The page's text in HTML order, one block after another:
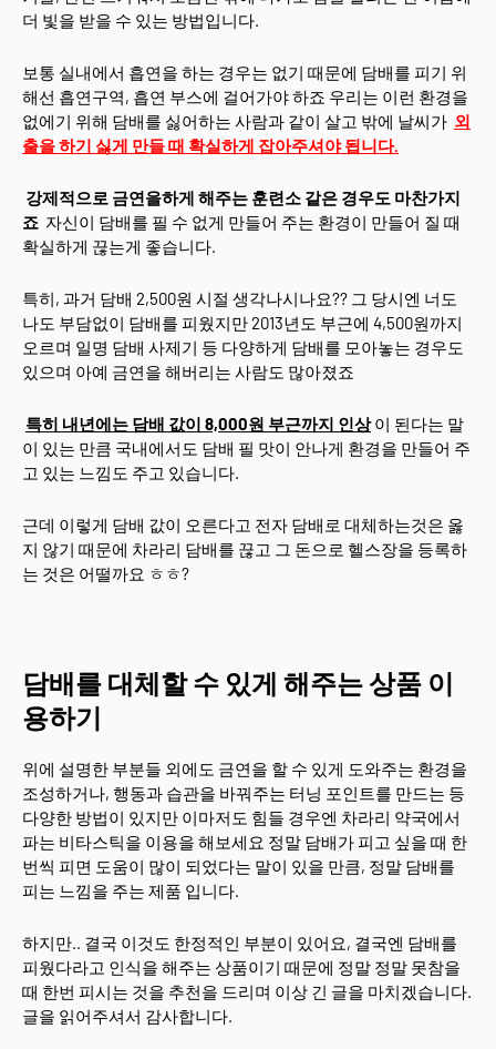
더 빛을 받을 수 있는 방법입니다.
보통 실내에서 흡연을 하는 경우는 없기 때문에 담배를 피기 위
해선 흡연구역, 흡연 부스에 걸어가야 하죠 우리는 이런 환경을
없에기 위해 담배를 싫어하는 사람과 같이 살고 밖에 날씨가 외
출을 하기 싫게 만들 때 확실하게 잡아주셔야 됩니다.
강제적으로 금연을하게 해주는 훈련소 같은 경우도 마찬가지
죠 자신이 담배를 필 수 없게 만들어 주는 환경이 만들어 질 때
확실하게 끊는게 좋습니다.
특히, 과거 담배 2,500원 시절 생각나시나요?? 그 당시엔 너도
나도 부담없이 담배를 피웠지만 2013년도 부근에 4,500원까지
오르며 일명 담배 사제기 등 다양하게 담배를 모아놓는 경우도
있으며 아예 금연을 해버리는 사람도 많아졌죠
특히 내년에는 담배 값이 8,000원 부근까지 인상 이 된다는 말
이 있는 만큼 국내에서도 담배 필 맛이 안나게 환경을 만들어 주
고 있는 느낌도 주고 있습니다.
근데 이렇게 담배 값이 오른다고 전자 담배로 대체하는것은 옳
지 않기 때문에 차라리 담배를 끊고 그 돈으로 헬스장을 등록하
는 것은 어떨까요 ㅎㅎ?
담배를 대체할 수 있게 해주는 상품 이
용하기
위에 설명한 부분들 외에도 금연을 할 수 있게 도와주는 환경을
조성하거나, 행동과 습관을 바꿔주는 터닝 포인트를 만드는 등
다양한 방법이 있지만 이마저도 힘들 경우엔 차라리 약국에서
파는 비타스틱을 이용을 해보세요 정말 담배가 피고 싶을 때 한
번씩 피면 도움이 많이 되었다는 말이 있을 만큼, 정말 담배를
피는 느낌을 주는 제품 입니다.
하지만.. 결국 이것도 한정적인 부분이 있어요, 결국엔 담배를
피웠다라고 인식을 해주는 상품이기 때문에 정말 정말 못참을
때 한번 피시는 것을 추천을 드리며 이상 긴 글을 마치겠습니다.
글을 읽어주셔서 감사합니다.